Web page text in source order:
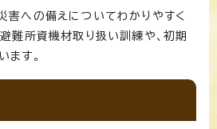
害への備えについてわかりやすく
難所資機材取り扱い訓練や、初期
ます。